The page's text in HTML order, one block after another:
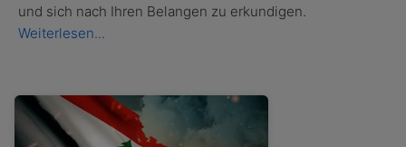
und sich nach Ihren Belangen zu erkundigen.
Weiterlesen...